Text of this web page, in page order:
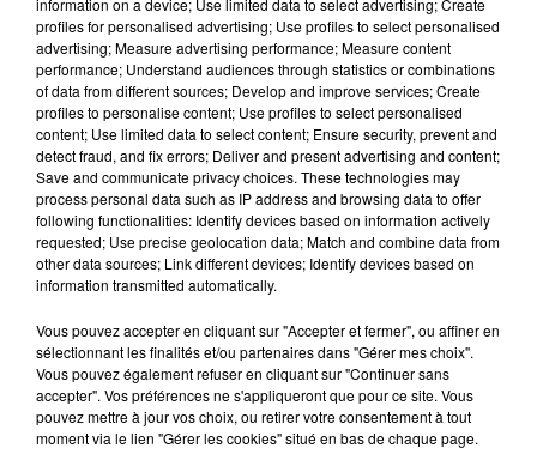
- 15h-16h : Dessin Manga (6-14 ans)
- 16h-17h : Cadre à personnaliser
(6-14 ans)
- 16h30-17h : Eveil musical (4-6
ans)
- 17h-17h30 : Eveil musical (4-6
ans)
- 17h-18h : Dessin Manga (6-14 ans)
Vous souhaitez vous inscrire ?
Contactez directement notre
boutique-atelier des Arcades
Rougé au 0763736776.
D’autres surprises vous attendent
également sur ces deux journées :
Goûter, jeu concours, remises
information on a device; Use limited data to select advertising; Create
profiles for personalised advertising; Use profiles to select personalised
advertising; Measure advertising performance; Measure content
performance; Understand audiences through statistics or combinations
of data from different sources; Develop and improve services; Create
profiles to personalise content; Use profiles to select personalised
content; Use limited data to select content; Ensure security, prevent and
detect fraud, and fix errors; Deliver and present advertising and content;
Save and communicate privacy choices. These technologies may
process personal data such as IP address and browsing data to offer
following functionalities: Identify devices based on information actively
requested; Use precise geolocation data; Match and combine data from
other data sources; Link different devices; Identify devices based on
information transmitted automatically.
Vous pouvez accepter en cliquant sur "Accepter et fermer", ou affiner en
sélectionnant les finalités et/ou partenaires dans "Gérer mes choix".
Vous pouvez également refuser en cliquant sur "Continuer sans
accepter". Vos préférences ne s'appliqueront que pour ce site. Vous
pouvez mettre à jour vos choix, ou retirer votre consentement à tout
moment via le lien "Gérer les cookies" situé en bas de chaque page.